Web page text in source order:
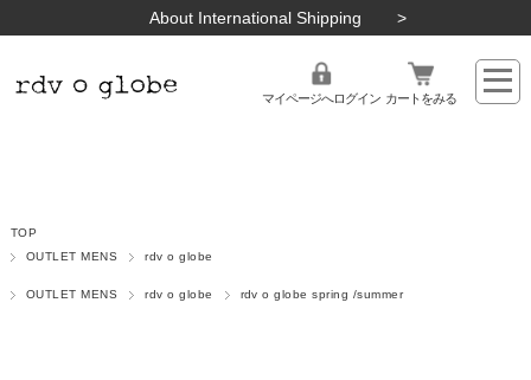
About International Shipping
マイページへログイン カートをみる
TOP
OUTLET MENS
rdv o globe
OUTLET MENS rdv o globe rdv o globe spring /summer